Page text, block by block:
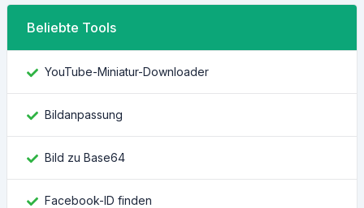
Beliebte Tools
YouTube-Miniatur-Downloader
Bildanpassung
Bild zu Base64
Facebook-ID finden